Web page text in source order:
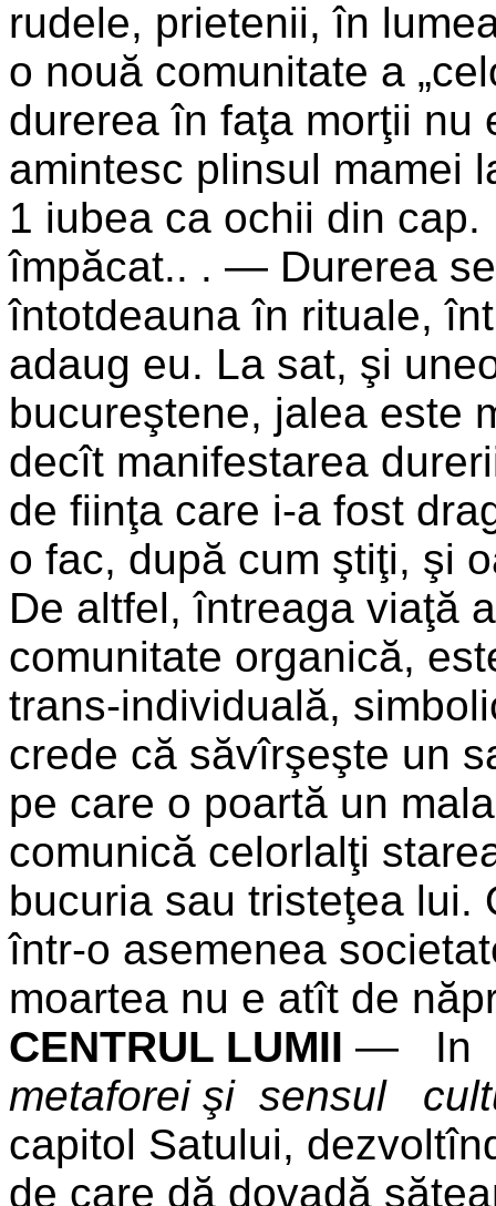
rudele, prietenii, în
o nouă comunitate a
durerea în faţa morţii nu
amin­tesc plinsul mamei
1 iubea ca ochii din
împăcat.. . — Durerea
întotdeauna în rituale,
adaug eu. La sat, şi
bucureştene, jalea este
decît manifestarea
de fiinţa care i-a fost
o fac, după cum ştiţi, şi
De altfel, întreaga viaţă
comunitate organică,
trans-individuală,
crede că săvîrşeşte un
pe care o poartă un
comunică celorlalţi
bucuria sau tristeţea lui.
într-o asemenea
moartea nu e atît de
CENTRUL LUMII — In
metaforei şi sensul
capitol Satului,
de care dă dovadă